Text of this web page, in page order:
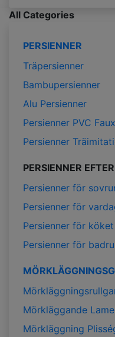
All Categories
PERSIENNER
Träpersienner
Bambupersienner
Alu Persienner
Persienner PVC
Persienner
PERSIENNER
Persienner för
Persienner för
Persienner för köket
Persienner för
Mörkläggande
Mörkläggning